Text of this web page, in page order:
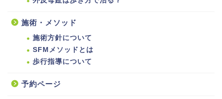
施術・メソッド
施術方針について
SFMメソッドとは
歩行指導について
予約ページ